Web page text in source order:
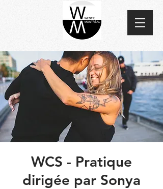
WCS - Pratique
dirigée par Sonya